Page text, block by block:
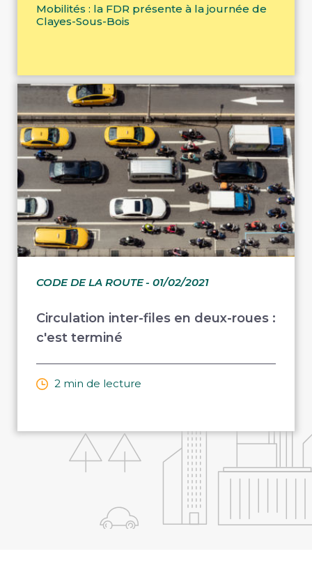
Mobilités : la FDR présente à la journée de
Clayes-Sous-Bois
CODE DE LA ROUTE- 01/02/2021
Circulation inter-files en deux-roues :
c'est terminé
2 min de lecture